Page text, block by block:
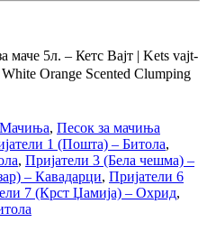
маче 5л. – Кетс Вајт | Kets vajt-
Orange Scented Clumping
Мачиња, Песок за мачиња
1 (Пошта) – Битола,
, Пријатели 3 (Бела чешма) –
– Кавадарци, Пријатели 6
7 (Крст Џамија) – Охрид,